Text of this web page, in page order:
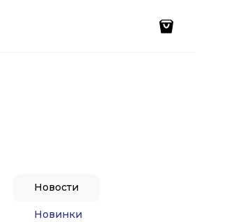
Новости
Новинки